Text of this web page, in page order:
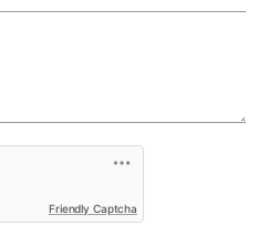
Friendly Captcha